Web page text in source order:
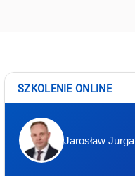
SZKOLENIE ONLINE
Jarosław Jurga